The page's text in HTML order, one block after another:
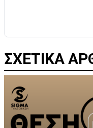
ΣΧΕΤΙΚΑ